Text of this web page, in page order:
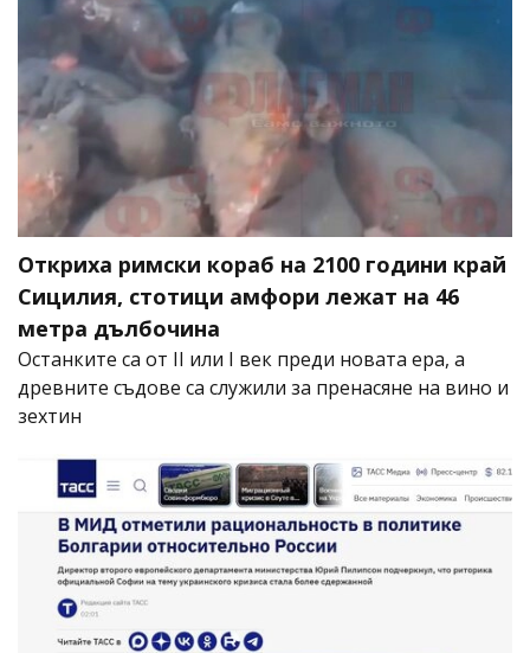
Откриха римски кораб на 2100 години край
Сицилия, стотици амфори лежат на 46
метра дълбочина
Останките са от II или I век преди новата ера, а
древните съдове са служили за пренасяне на вино и
зехтин